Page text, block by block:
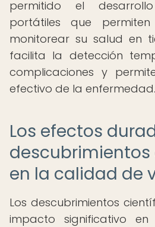
permitido el
portátiles que
monitorear su salud en
facilita la detección
complicaciones y
efectivo de la enfermedad.
Los efectos
en la calidad de
Los descubrimientos
impacto significativo